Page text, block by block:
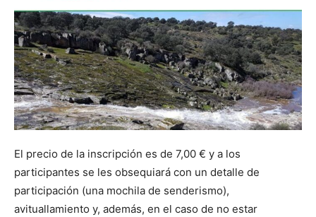
El precio de la inscripción es de 7,00 € y a los
participantes se les obsequiará con un detalle de
participación (una mochila de senderismo),
avituallamiento y, además, en el caso de no estar